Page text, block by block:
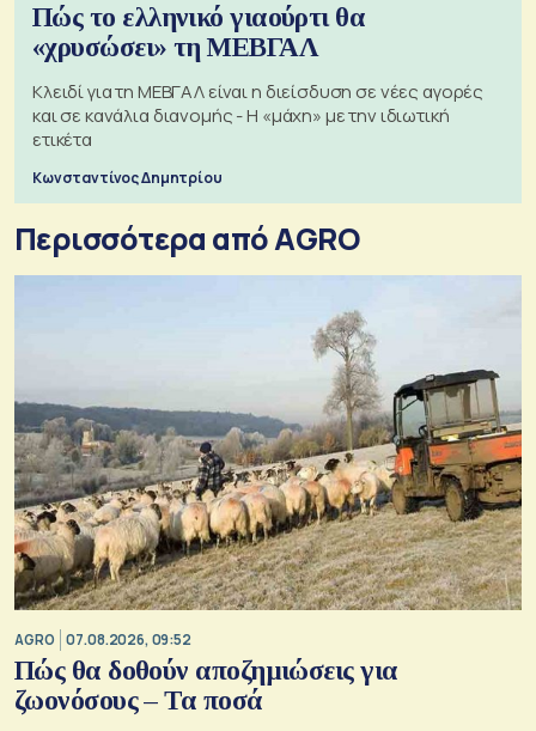
Πώς το ελληνικό γιαούρτι θα
«χρυσώσει» τη ΜΕΒΓΑΛ
Κλειδί για τη ΜΕΒΓΑΛ είναι η διείσδυση σε νέες αγορές
και σε κανάλια διανομής - Η «μάχη» με την ιδιωτική
ετικέτα
Κωνσταντίνος Δημητρίου
Περισσότερα από AGRO
AGRO 07.08.2026, 09:52
Πώς θα δοθούν αποζημιώσεις για
ζωονόσους – Τα ποσά